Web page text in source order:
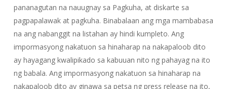
pananagutan na nauugnay sa Pagkuha, at diskarte sa
pagpapalawak at pagkuha. Binabalaan ang mga mambabasa
na ang nabanggit na listahan ay hindi kumpleto. Ang
impormasyong nakatuon sa hinaharap na nakapaloob dito
ay hayagang kwalipikado sa kabuuan nito ng pahayag na ito
ng babala. Ang impormasyong nakatuon sa hinaharap na
nakapaloob dito ay ginawa sa petsa ng press release na ito,